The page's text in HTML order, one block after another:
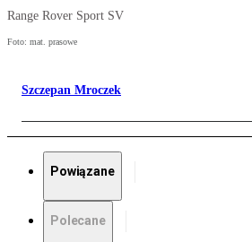
Range Rover Sport SV
Foto: mat. prasowe
Szczepan Mroczek
Powiązane
Polecane